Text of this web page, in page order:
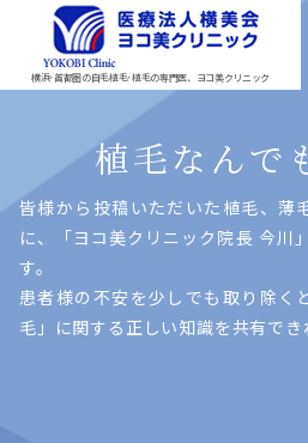
横浜･首都圏の自毛植毛･植毛の専門医、ヨコ美クリニック
植毛なんで
皆様から投稿いただいた植⽑、薄
に、「ヨコ美クリニック院⻑ 今川
す。
患者様の不安を少しでも取り除く
⽑」に関する正しい知識を共有でき